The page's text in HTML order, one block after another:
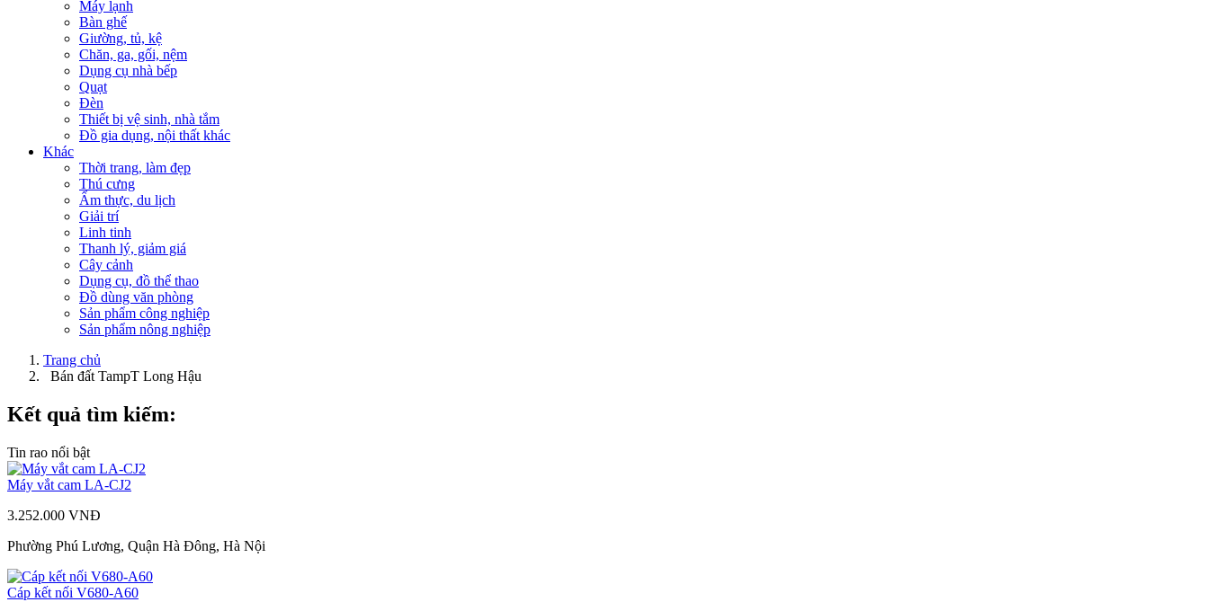
Máy lạnh
Bàn ghế
Giường, tủ, kệ
Chăn, ga, gối, nệm
Dụng cụ nhà bếp
Quạt
Đèn
Thiết bị vệ sinh, nhà tắm
Đồ gia dụng, nội thất khác
Khác
Thời trang, làm đẹp
Thú cưng
Ẩm thực, du lịch
Giải trí
Linh tinh
Thanh lý, giảm giá
Cây cảnh
Dụng cụ, đồ thể thao
Đồ dùng văn phòng
Sản phẩm công nghiệp
Sản phẩm nông nghiệp
Trang chủ
Bán đất TampT Long Hậu
Kết quả tìm kiếm:
Tin rao nổi bật
Máy vắt cam LA-CJ2
3.252.000 VNĐ
Phường Phú Lương, Quận Hà Đông, Hà Nội
Cáp kết nối V680-A60